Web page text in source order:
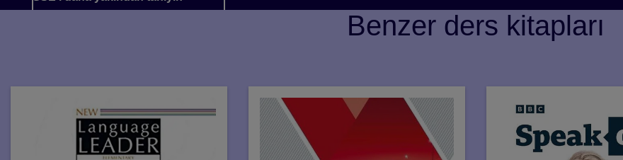
Benzer ders kitapları